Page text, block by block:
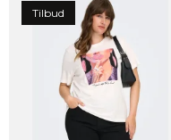
Tilbud